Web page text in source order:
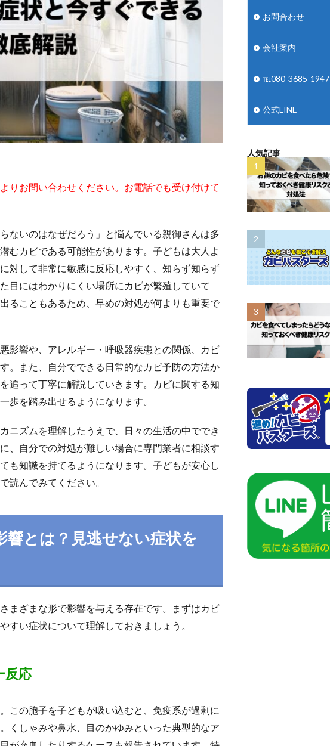
よりお問い合わせください。お電話でも受け付けて
ないのはなぜだろう」と悩んでいる親御さんは多
むカビである可能性があります。子どもは大人よ
対して非常に敏感に反応しやすく、知らず知らず
目にはわかりにくい場所にカビが繁殖していて
ることもあるため、早めの対処が何よりも重要で
影響や、アレルギー・呼吸器疾患との関係、カビ
。また、自分でできる日常的なカビ予防の方法か
追って丁寧に解説していきます。カビに関する知
歩を踏み出せるようになります。
ニズムを理解したうえで、日々の生活の中ででき
、自分での対処が難しい場合に専門業者に相談す
も知識を持てるようになります。子どもが安心し
読んでみてください。
とは？見逃せない症状を
まざまな形で影響を与える存在です。まずはカビ
すい症状について理解しておきましょう。
反応
この胞子を子どもが吸い込むと、免疫系が過剰に
くしゃみや鼻水、目のかゆみといった典型的なア
お問合わせ
会社案内
℡080-3685-1947
公式LINE
人気記事